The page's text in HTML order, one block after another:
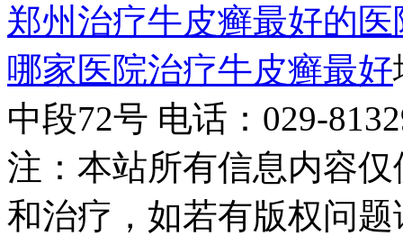
郑州治疗牛皮癣最好的
哪家医院治疗牛皮癣最好
中段72号 电话：029-
注：本站所有信息内容
和治疗，如若有版权问